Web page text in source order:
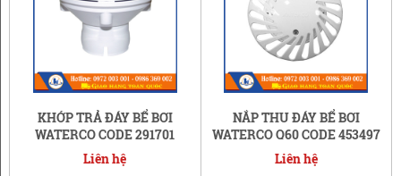
KHỚP TRẢ ĐÁY BỂ BƠI
WATERCO CODE 291701
Liên hệ
NẮP THU ĐÁY BỂ BƠI
WATERCO Q60 CODE 453497
Liên hệ